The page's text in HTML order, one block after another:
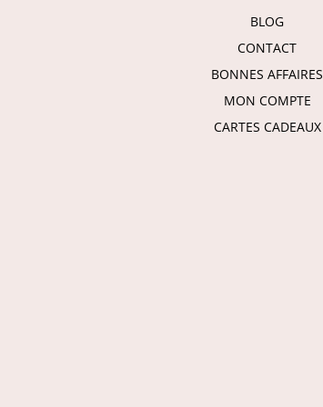
BLOG
CONTACT
BONNES AFFAIRES
MON COMPTE
CARTES CADEAUX